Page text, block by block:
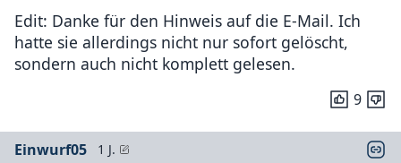
Edit: Danke für den Hinweis auf die E-Mail. Ich
hatte sie allerdings nicht nur sofort gelöscht,
sondern auch nicht komplett gelesen.
9
Einwurf05 1 J.